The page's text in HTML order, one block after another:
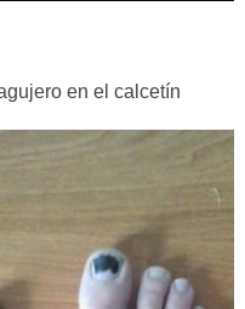
en el calcetín